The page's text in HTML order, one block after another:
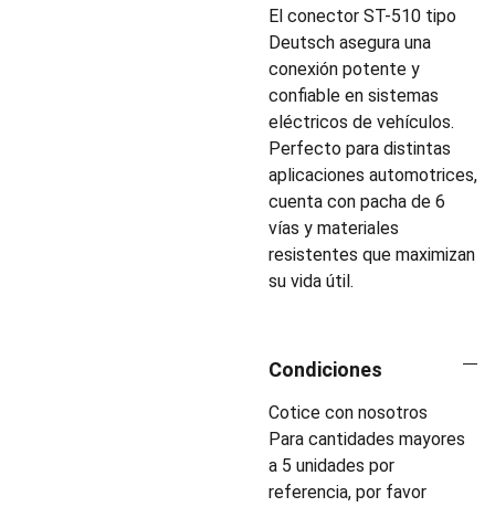
El conector ST-510 tipo
Deutsch asegura una
conexión potente y
confiable en sistemas
eléctricos de vehículos.
Perfecto para distintas
aplicaciones automotrices,
cuenta con pacha de 6
vías y materiales
resistentes que maximizan
su vida útil.
Condiciones
Cotice con nosotros
Para cantidades mayores
a 5 unidades por
referencia, por favor